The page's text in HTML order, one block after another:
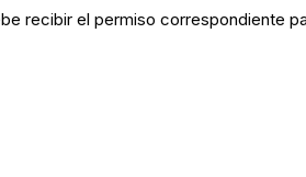
recibir el permiso correspondiente